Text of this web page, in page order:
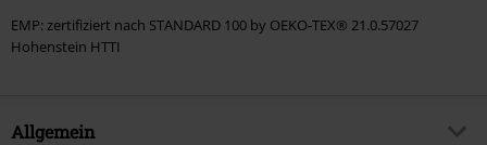
EMP: zertifiziert nach STANDARD 100 by OEKO-TEX® 21.0.57027
Hohenstein HTTI
Allgemein